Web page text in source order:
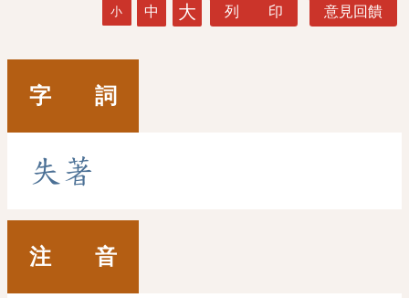
小 中 大 列 印 意見回饋
字 詞
失 著
注 音